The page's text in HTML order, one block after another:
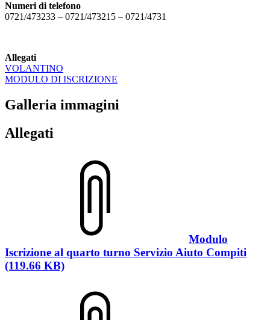
Numeri di telefono
0721/473233 – 0721/473215 – 0721/4731
Allegati
VOLANTINO
MODULO DI ISCRIZIONE
Galleria immagini
Allegati
Modulo
Iscrizione al quarto turno Servizio Aiuto Compiti
(119.66 KB)